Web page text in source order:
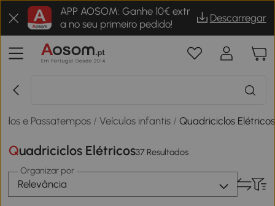
APP AOSOM: Ganhe 10€ extr
a no seu primeiro pedido!
Descarregar
e Passatempos /Veículos infantis /Quadriciclos Elétricos
Quadriciclos Elétricos37 Resultados
Organizar por
Relevância